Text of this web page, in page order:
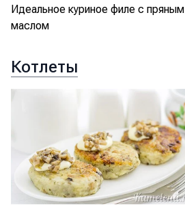
Идеальное куриное филе с пряным
маслом
Котлеты